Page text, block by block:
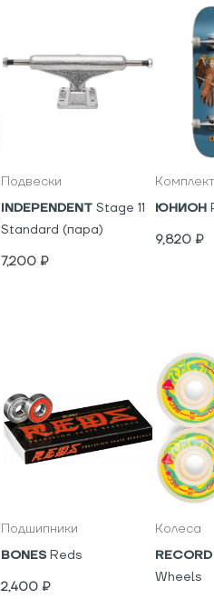
Подвески
INDEPENDENT Stage 11
Standard (пара)
7,200 ₽
ЮНИОН
9,820 ₽
Подшипники
BONES Reds
2,400 ₽
Колеса
RECORD
Wheels